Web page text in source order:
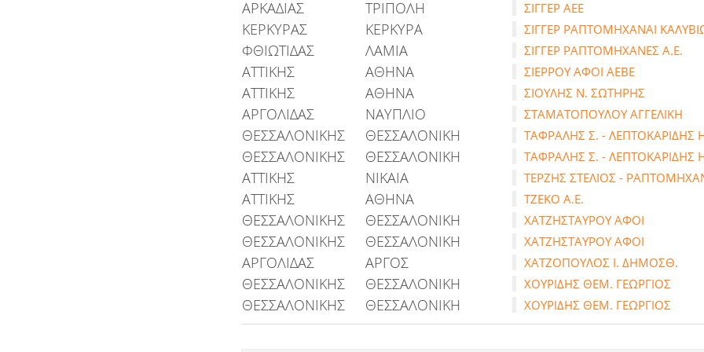
ΑΡΚΑΔΙΑΣ ΤΡΙΠΟΛΗ ΣΙΓΓΕΡ ΑΕΕ
ΚΕΡΚΥΡΑΣ ΚΕΡΚΥΡΑ ΣΙΓΓΕΡ ΡΑΠΤΟΜΗΧΑΝΑΙ
ΦΘΙΩΤΙΔΑΣ ΛΑΜΙΑ ΣΙΓΓΕΡ ΡΑΠΤΟΜΗΧΑΝΕΣ Α.Ε.
ΑΤΤΙΚΗΣ ΑΘΗΝΑ ΣΙΕΡΡΟΥ ΑΦΟΙ ΑΕΒΕ
ΑΤΤΙΚΗΣ ΑΘΗΝΑ ΣΙΟΥΛΗΣ Ν. ΣΩΤΗΡΗΣ
ΑΡΓΟΛΙΔΑΣ ΝΑΥΠΛΙΟ ΣΤΑΜΑΤΟΠΟΥΛΟΥ ΑΓΓΕΛΙΚΗ
ΘΕΣΣΑΛΟΝΙΚΗΣ ΘΕΣΣΑΛΟΝΙΚΗ ΤΑΦΡΑΛΗΣ Σ. - ΛΕΠΤΟΚΑΡΙΔΗΣ
ΘΕΣΣΑΛΟΝΙΚΗΣ ΘΕΣΣΑΛΟΝΙΚΗ ΤΑΦΡΑΛΗΣ Σ. - ΛΕΠΤΟΚΑΡΙΔΗΣ
ΑΤΤΙΚΗΣ ΝΙΚΑΙΑ ΤΕΡΖΗΣ ΣΤΕΛΙΟΣ -
ΑΤΤΙΚΗΣ ΑΘΗΝΑ ΤΖΕΚΟ Α.Ε.
ΘΕΣΣΑΛΟΝΙΚΗΣ ΘΕΣΣΑΛΟΝΙΚΗ ΧΑΤΖΗΣΤΑΥΡΟΥ ΑΦΟΙ
ΘΕΣΣΑΛΟΝΙΚΗΣ ΘΕΣΣΑΛΟΝΙΚΗ ΧΑΤΖΗΣΤΑΥΡΟΥ ΑΦΟΙ
ΑΡΓΟΛΙΔΑΣ ΑΡΓΟΣ ΧΑΤΖΟΠΟΥΛΟΣ Ι. ΔΗΜΟΣΘ.
ΘΕΣΣΑΛΟΝΙΚΗΣ ΘΕΣΣΑΛΟΝΙΚΗ ΧΟΥΡΙΔΗΣ ΘΕΜ. ΓΕΩΡΓΙΟΣ
ΘΕΣΣΑΛΟΝΙΚΗΣ ΘΕΣΣΑΛΟΝΙΚΗ ΧΟΥΡΙΔΗΣ ΘΕΜ. ΓΕΩΡΓΙΟΣ